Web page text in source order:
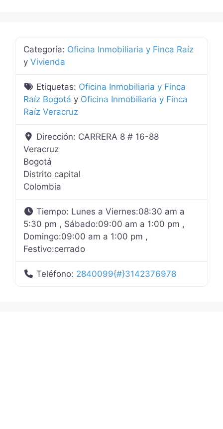
Categoría: Oficina Inmobiliaria y Finca Raíz
y Vivienda
Etiquetas: Oficina Inmobiliaria y Finca
Raíz Bogotá y Oficina Inmobiliaria y Finca
Raíz Veracruz
Dirección: CARRERA 8 # 16-88
Veracruz
Bogotá
Distrito capital
Colombia
Tiempo: Lunes a Viernes:08:30 am a
5:30 pm , Sábado:09:00 am a 1:00 pm ,
Domingo:09:00 am a 1:00 pm ,
Festivo:cerrado
Teléfono: 2840099{#}3142376978